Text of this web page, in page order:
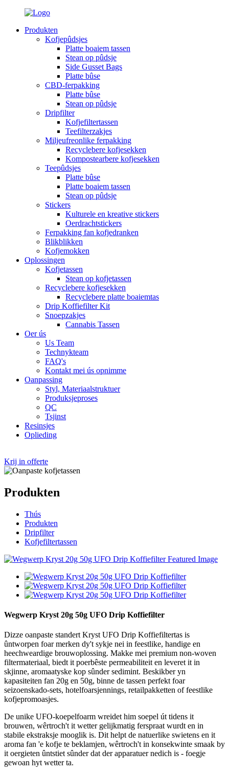
Produkten
Kofjepûdsjes
Platte boaiem tassen
Stean op pûdsje
Side Gusset Bags
Platte bûse
CBD-ferpakking
Platte bûse
Stean op pûdsje
Dripfilter
Kofjefiltertassen
Teefilterzakjes
Miljeufreonlike ferpakking
Recyclebere kofjesekken
Kompostearbere kofjesekken
Teepûdsjes
Platte bûse
Platte boaiem tassen
Stean op pûdsje
Stickers
Kulturele en kreative stickers
Oerdrachtstickers
Ferpakking fan kofjedranken
Blikblikken
Kofjemokken
Oplossingen
Kofjetassen
Stean op kofjetassen
Recyclebere kofjesekken
Recyclebere platte boaiemtas
Drip Koffiefilter Kit
Snoepzakjes
Cannabis Tassen
Oer ús
Us Team
Technykteam
FAQ's
Kontakt mei ús opnimme
Oanpassing
Styl, Materiaalstruktuer
Produksjeproses
QC
Tsjinst
Resinsjes
Oplieding
Krij in offerte
Produkten
Thús
Produkten
Dripfilter
Kofjefiltertassen
Wegwerp Kryst 20g 50g UFO Drip Koffiefilter
Dizze oanpaste standert Kryst UFO Drip Koffiefiltertas is
ûntworpen foar merken dy't sykje nei in feestlike, handige en
heechweardige brouwoplossing. Makke mei premium non-woven
filtermateriaal, biedt it poerbêste permeabiliteit en leveret it in
skjinne, aromaatyske kop sûnder sedimint. Beskikber yn
kapasiteiten fan 20g en 50g, binne de tassen perfekt foar
seizoenskado-sets, hotelfoarsjennings, retailpakketten of feestlike
kofjepromoasjes.
De unike UFO-koepelfoarm wreidet him soepel út tidens it
brouwen, wêrtroch't it wetter gelijkmatig ferspraat wurdt en in
stabile ekstraksje mooglik is. Dit helpt de natuerlike swietens en it
aroma fan 'e kofje te beklamjen, wêrtroch't in konsekwinte smaak by
it oergieten ûntstiet sûnder dat der apparatuer nedich is - foegje
gewoan hyt wetter ta.